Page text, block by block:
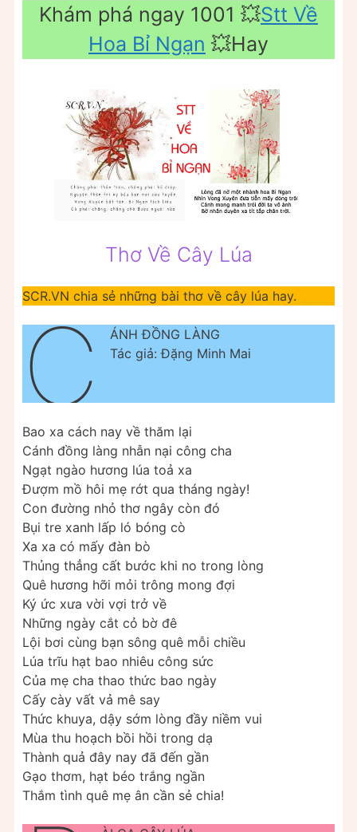
Khám phá ngay 1001 💥Stt Về
Hoa Bỉ Ngạn 💥Hay
Thơ Về Cây Lúa
SCR.VN chia sẻ những bài thơ về cây lúa hay.
C
ÁNH ĐỒNG LÀNG
Tác giả: Đặng Minh Mai
Bao xa cách nay về thăm lại
Cánh đồng làng nhẫn nại công cha
Ngạt ngào hương lúa toả xa
Đượm mồ hôi mẹ rớt qua tháng ngày!
Con đường nhỏ thơ ngây còn đó
Bụi tre xanh lấp ló bóng cò
Xa xa có mấy đàn bò
Thủng thẳng cất bước khi no trong lòng
Quê hương hỡi mỏi trông mong đợi
Ký ức xưa vời vợi trở về
Những ngày cắt cỏ bờ đê
Lội bơi cùng bạn sông quê mỗi chiều
Lúa trĩu hạt bao nhiêu công sức
Của mẹ cha thao thức bao ngày
Cấy cày vất vả mê say
Thức khuya, dậy sớm lòng đầy niềm vui
Mùa thu hoạch bồi hồi trong dạ
Thành quả đây nay đã đến gần
Gạo thơm, hạt béo trắng ngần
Thắm tình quê mẹ ân cần sẻ chia!